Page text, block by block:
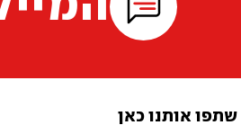
שתפו אותנו כאן